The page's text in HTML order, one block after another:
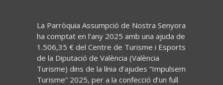
La Parròquia Assumpció de Nostra Senyora
ha comptat en l’any 2025 amb una ajuda de
1.506,35 € del Centre de Turisme i Esports
de la Diputació de València (València
Turisme) dins de la línia d’ajudes “Impulsem
Turisme” 2025, per a la confecció d’un full